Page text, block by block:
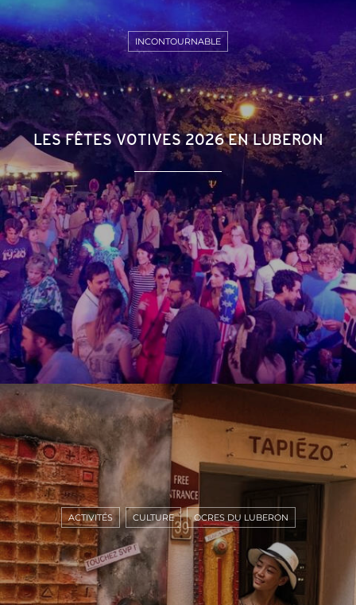
LES FÊTES VOTIVES 2026 EN LUBERON
INCONTOURNABLE
ACTIVITÉS CULTURE OCRES DU LUBERON